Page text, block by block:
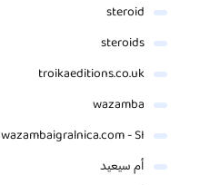
steroid
steroids
troikaeditions.co.uk
wazamba
wazambaigralnica.com - SI
أم سيعيد